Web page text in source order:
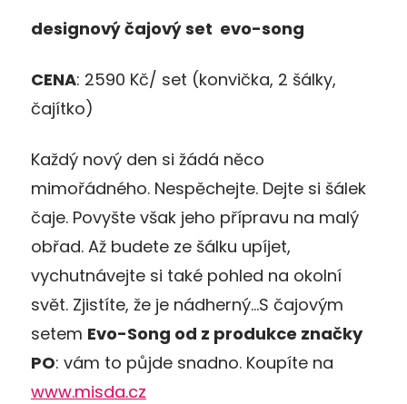
designovýčajovýset evo-song
CENA: 2590 Kč/ set (konvička, 2 šálky,
čajítko)
Každý nový den si žádá něco
mimořádného. Nespěchejte. Dejte si šálek
čaje. Povyšte však jeho přípravu na malý
obřad. Až budete ze šálku upíjet,
vychutnávejte si také pohled na okolní
svět. Zjistíte, že je nádherný…S čajovým
setem Evo-Song od z produkce značky
PO: vám to půjde snadno. Koupíte na
www.misda.cz